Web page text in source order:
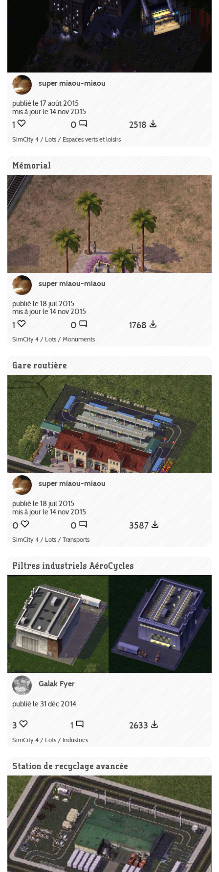
super miaou-miaou
publié le 17 août 2015
mis à jour le 14 nov 2015
1 0 2518
SimCity 4 / Lots / Espaces verts et loisirs
Mémorial
super miaou-miaou
publié le 18 juil 2015
mis à jour le 14 nov 2015
1 0 1768
SimCity 4 / Lots / Monuments
Gare routière
super miaou-miaou
publié le 18 juil 2015
mis à jour le 14 nov 2015
0 0 3587
SimCity 4 / Lots / Transports
Filtres industriels AéroCycles
Galak Fyer
publié le 31 déc 2014
3 1 2633
SimCity 4 / Lots / Industries
Station de recyclage avancée